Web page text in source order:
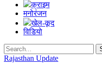
क्राइम
मनोरंजन
खेल-कूद
विडियो
Rajasthan Update